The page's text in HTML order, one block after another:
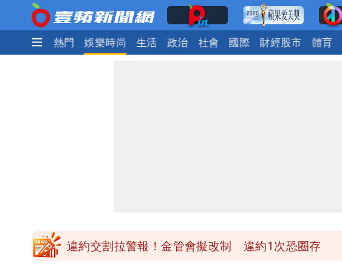
焦點 熱門 娛樂時尚 生活 政治 社會 國際 財經股市 體育
違約交割拉警報！金管會擬改制 違約1次恐圈存